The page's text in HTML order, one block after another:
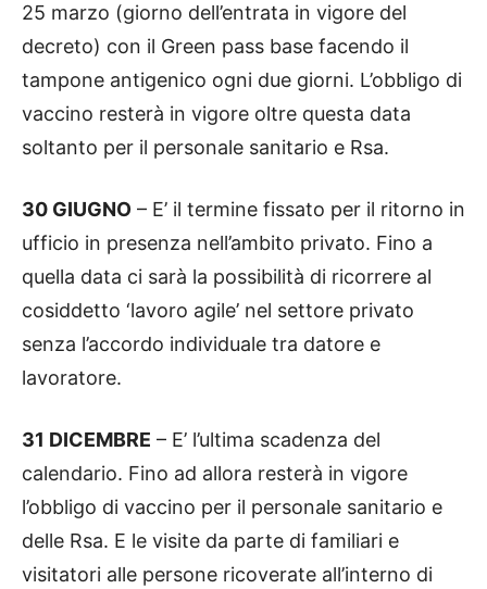
25 marzo (giorno dell’entrata in vigore del
decreto) con il Green pass base facendo il
tampone antigenico ogni due giorni. L’obbligo di
vaccino resterà in vigore oltre questa data
soltanto per il personale sanitario e Rsa.
30 GIUGNO – E’ il termine fissato per il ritorno in
ufficio in presenza nell’ambito privato. Fino a
quella data ci sarà la possibilità di ricorrere al
cosiddetto ‘lavoro agile’ nel settore privato
senza l’accordo individuale tra datore e
lavoratore.
31 DICEMBRE – E’ l’ultima scadenza del
calendario. Fino ad allora resterà in vigore
l’obbligo di vaccino per il personale sanitario e
delle Rsa. E le visite da parte di familiari e
visitatori alle persone ricoverate all’interno di